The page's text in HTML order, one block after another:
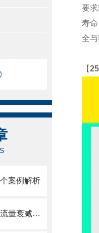
案例解析
冷水机工艺水泵并联运行与流量衰减问题
要
寿
全
【